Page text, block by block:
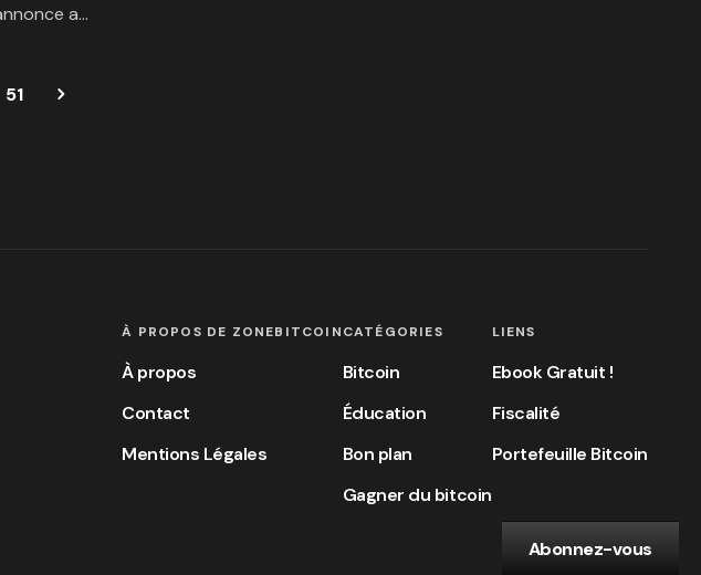
a…
51
À PROPOS DE ZONEBITCOIN
À propos
Contact
Mentions Légales
CATÉGORIES
Bitcoin
Éducation
Bon plan
Gagner du bitcoin
LIENS
Ebook Gratuit !
Fiscalité
Portefeuille Bitcoin
Abonnez-vous